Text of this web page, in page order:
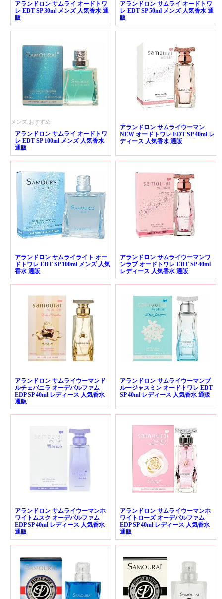
アランドロン サムライ オードトワ
レ EDT SP 30ml メンズ 人気香水 通
販
アランドロン サムライ オードトワ
レ EDT SP 50ml メンズ 人気香水 通
販
メンズ,おすすめ
アランドロン サムライ オードトワ
レ EDT SP 100ml メンズ 人気香水
通販
アランドロン サムライウーマン
NEW オードトワレ EDT SP 40ml レ
ディース 人気香水 通販
アランドロン サムライライト オー
ドトワレ EDT SP 100ml メンズ 人気
香水 通販
アランドロン サムライウーマンワ
ンラブ オードトワレ EDT SP 40ml
レディース 人気香水 通販
アランドロン サムライウーマンド
ルチェバニラ オーデパルファム
EDP SP 40ml レディース 人気香水
通販
アランドロン サムライウーマンブ
ルージャスミン オードトワレ EDT
SP 40ml レディース 人気香水 通販
アランドロン サムライウーマンホ
ワイトムスク オーデパルファム
EDP SP 40ml レディース 人気香水
通販
アランドロン サムライウーマンホ
ワイトローズ オーデパルファム
EDP SP 40ml レディース 人気香水
通販